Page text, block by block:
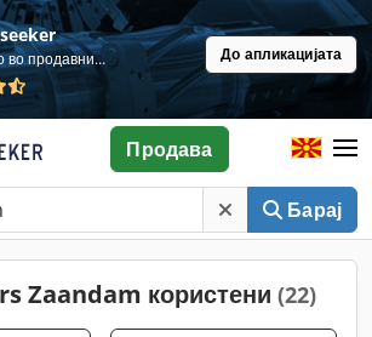
Бесплатно во продавница До апликацијата
Барај
Продава
Zaandam користени (22)